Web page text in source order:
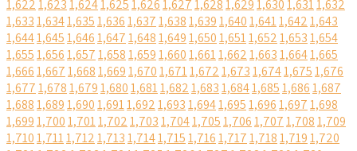
1,6221,6231,6241,6251,6261,6271,6281,6291,6301,6311,632
1,6331,6341,6351,6361,6371,6381,6391,6401,6411,6421,643
1,6441,6451,6461,6471,6481,6491,6501,6511,6521,6531,654
1,6551,6561,6571,6581,6591,6601,6611,6621,6631,6641,665
1,6661,6671,6681,6691,6701,6711,6721,6731,6741,6751,676
1,6771,6781,6791,6801,6811,6821,6831,6841,6851,6861,687
1,6881,6891,6901,6911,6921,6931,6941,6951,6961,6971,698
1,6991,7001,7011,7021,7031,7041,7051,7061,7071,7081,709
1,7101,7111,7121,7131,7141,7151,7161,7171,7181,7191,720